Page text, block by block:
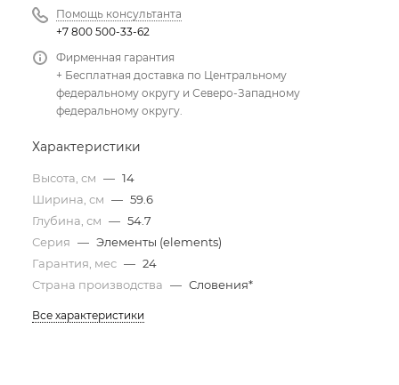
Помощь консультанта
+7 800 500-33-62
Фирменная гарантия
+ Бесплатная доставка по Центральному
федеральному округу и Северо-Западному
федеральному округу.
Характеристики
Высота, см — 14
Ширина, см — 59.6
Глубина, см — 54.7
Серия — Элементы (elements)
Гарантия, мес — 24
Страна производства — Словения*
Все характеристики